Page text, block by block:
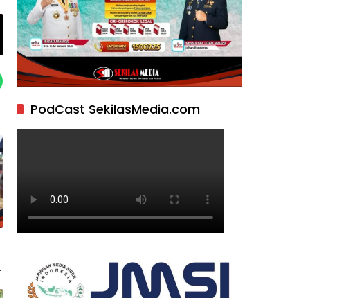
PodCast SekilasMedia.com